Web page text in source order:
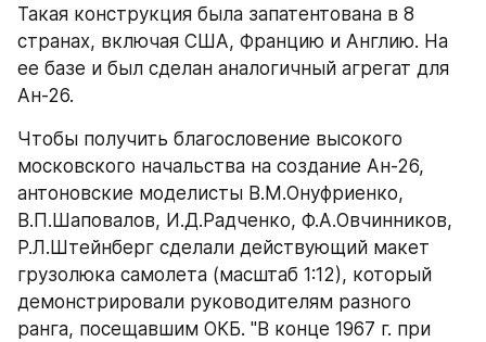
Такая конструкция была запатентована в 8
странах, включая США, Францию и Англию. На
ее базе и был сделан аналогичный агрегат для
Ан-26.
Чтобы получить благословение высокого
московского начальства на создание Ан-26,
антоновские моделисты В.М.Онуфриенко,
В.П.Шаповалов, И.Д.Радченко, Ф.А.Овчинников,
Р.Л.Штейнберг сделали действующий макет
грузолюка самолета (масштаб 1:12), который
демонстрировали руководителям разного
ранга, посещавшим ОКБ. "В конце 1967 г. при